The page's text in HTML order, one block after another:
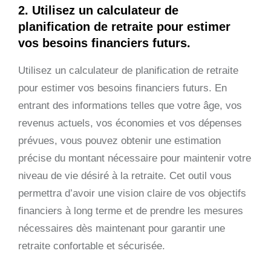
2. Utilisez un calculateur de
planification de retraite pour estimer
vos besoins financiers futurs.
Utilisez un calculateur de planification de retraite
pour estimer vos besoins financiers futurs. En
entrant des informations telles que votre âge, vos
revenus actuels, vos économies et vos dépenses
prévues, vous pouvez obtenir une estimation
précise du montant nécessaire pour maintenir votre
niveau de vie désiré à la retraite. Cet outil vous
permettra d’avoir une vision claire de vos objectifs
financiers à long terme et de prendre les mesures
nécessaires dès maintenant pour garantir une
retraite confortable et sécurisée.